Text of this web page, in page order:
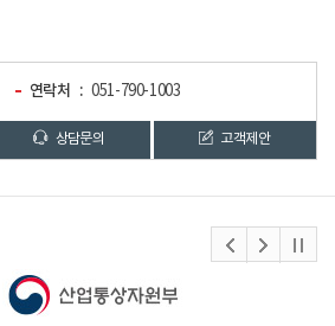
연락처 051-790-1003
상담문의 고객제안